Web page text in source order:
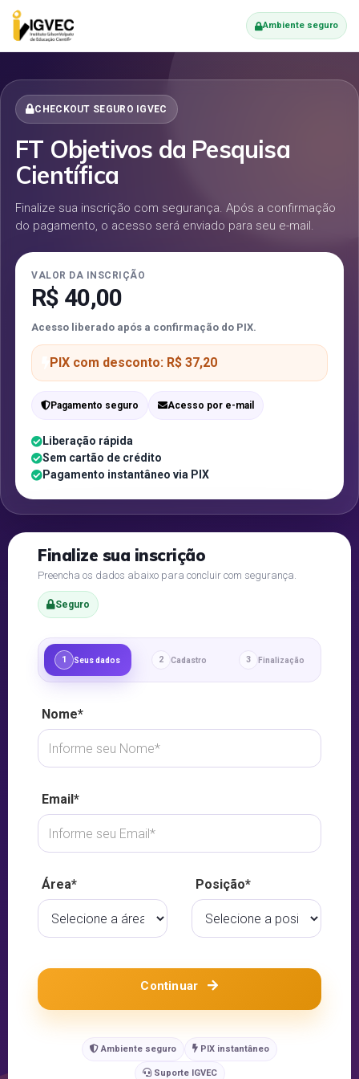
Ambiente seguro
CHECKOUT SEGURO IGVEC
FT Objetivos da Pesquisa
Científica
Finalize sua inscrição com segurança. Após a confirmação
do pagamento, o acesso será enviado para seu e-mail.
VALOR DA INSCRIÇÃO
R$ 40,00
Acesso liberado após a confirmação do PIX.
PIX com desconto: R$ 37,20
Pagamento seguro Acesso por e-mail
Liberação rápida
Sem cartão de crédito
Pagamento instantâneo via PIX
Finalize sua inscrição
Preencha os dados abaixo para concluir com segurança.
Seguro
1 Seus dados 2 Cadastro 3 Finalização
Nome*
Email*
Área* Posição*
Continuar
Ambiente seguro PIX instantâneo
Suporte IGVEC